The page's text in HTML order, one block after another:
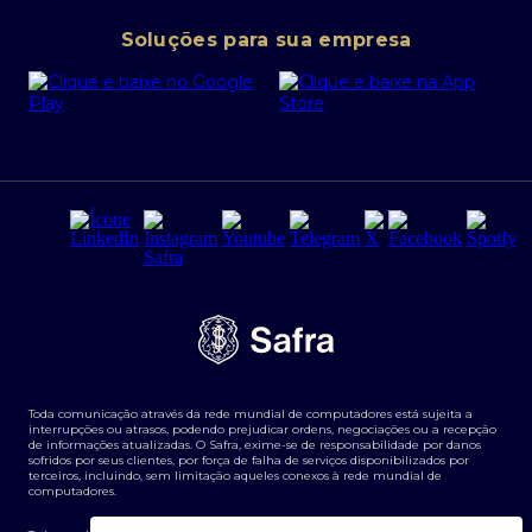
Portal da Privacidade
PRSAC
Regras e Parâmetros de Atuação Banco Safra
Segurança da Informação
Tarifas e serviços Pessoa Física
Transparência de remuneração
Termos e Condições para Portabilidade de Investimento
Cartão Safra Empresas
Empréstimo e financiamentos PJ
Derivativos
Agronegócios
Soluções para sua empresa
Toda comunicação através da rede mundial de computadores está sujeita a
interrupções ou atrasos, podendo prejudicar ordens, negociações ou a recepção
de informações atualizadas. O Safra, exime-se de responsabilidade por danos
sofridos por seus clientes, por força de falha de serviços disponibilizados por
terceiros, incluindo, sem limitação aqueles conexos à rede mundial de
computadores.